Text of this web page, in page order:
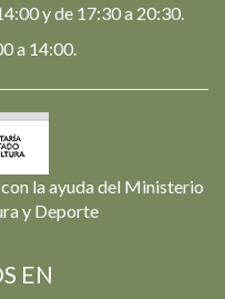
y de 17:30 a 20:30.
a 14:00.
la ayuda del Ministerio
y Deporte
EN